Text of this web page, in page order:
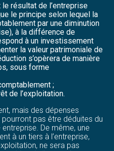
résultat de l’entreprise
le principe selon lequel la
par une diminution
à la différence de
à un investissement
la valeur patrimoniale de
s’opèrera de manière
sous forme
;
de l’exploitation.
mais des dépenses
pas être déduites du
De même, une
à un tiers à l’entreprise,
ne sera pas